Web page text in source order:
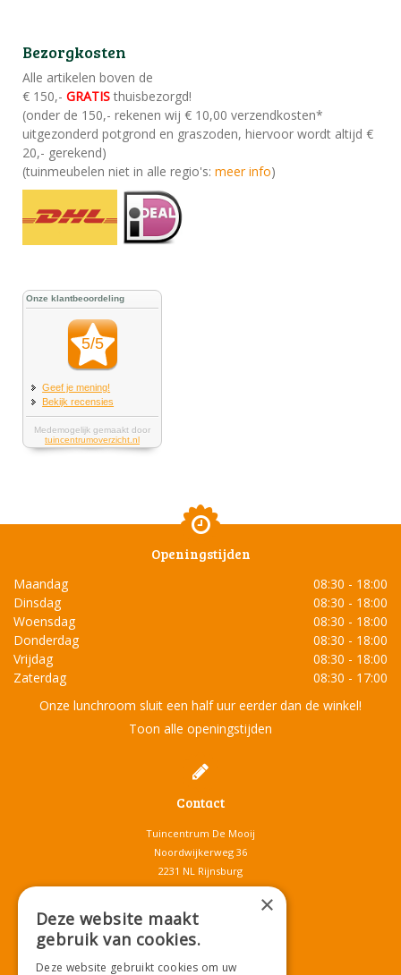
Bezorgkosten
Alle artikelen boven de
€ 150,- GRATIS thuisbezorgd!
(onder de 150,- rekenen wij € 10,00 verzendkosten*
uitgezonderd potgrond en graszoden, hiervoor wordt altijd €
20,- gerekend)
(tuinmeubelen niet in alle regio's: meer info)
Openingstijden
Maandag
08:30 - 18:00
Dinsdag
08:30 - 18:00
Woensdag
08:30 - 18:00
Donderdag
08:30 - 18:00
Vrijdag
08:30 - 18:00
Zaterdag
08:30 - 17:00
Onze lunchroom sluit een half uur eerder dan de winkel!
Toon alle openingstijden
Contact
Tuincentrum De Mooij
Noordwijkerweg 36
2231 NL Rijnsburg
T.071-4080959
info@tuincentrumdemooij.nl
×
Deze website maakt
gebruik van cookies.
Deze website gebruikt cookies om uw